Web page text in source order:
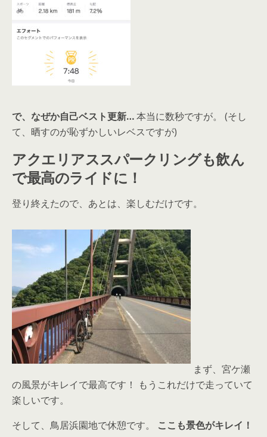
で、なぜか自己ベスト更新…本当に数秒ですが。 (そし
て、晒すのが恥ずかしいレベスですが)
アクエリアススパークリングも飲ん
で最高のライドに！
登り終えたので、あとは、楽しむだけです。
まず、宮ケ瀬
の風景がキレイで最高です！ もうこれだけで走っていて
楽しいです。
そして、鳥居浜園地で休憩です。 ここも景色がキレイ！